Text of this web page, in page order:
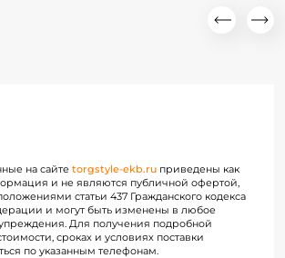
на сайте torgstyle-ekb.ru приведены как
и не являются публичной офертой,
статьи 437 Гражданского кодекса
и могут быть изменены в любое
Для получения подробной
сроках и условиях поставки
по указанным телефонам.